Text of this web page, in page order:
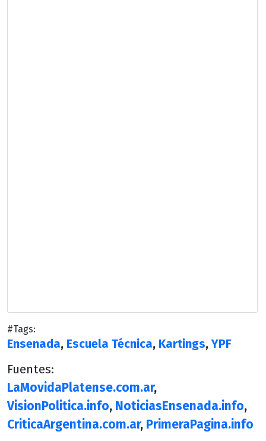
#Tags:
Ensenada, Escuela Técnica, Kartings,YPF
Fuentes:
LaMovidaPlatense.com.ar,
VisionPolitica.info, NoticiasEnsenada.info,
CriticaArgentina.com.ar, PrimeraPagina.info